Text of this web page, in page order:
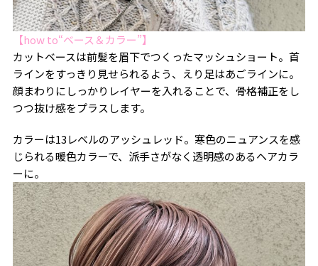
【how to“ベース＆カラー”】
カットベースは前髪を眉下でつくったマッシュショート。首
ラインをすっきり見せられるよう、えり足はあごラインに。
顔まわりにしっかりレイヤーを入れることで、骨格補正をし
つつ抜け感をプラスします。
カラーは13レベルのアッシュレッド。寒色のニュアンスを感
じられる暖色カラーで、派手さがなく透明感のあるヘアカラ
ーに。